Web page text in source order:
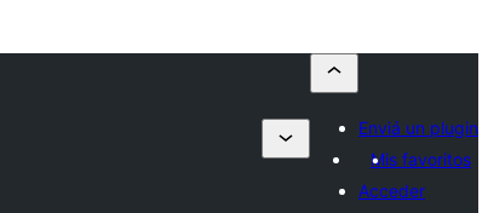
Enviá un plugin
Mis favoritos
Acceder